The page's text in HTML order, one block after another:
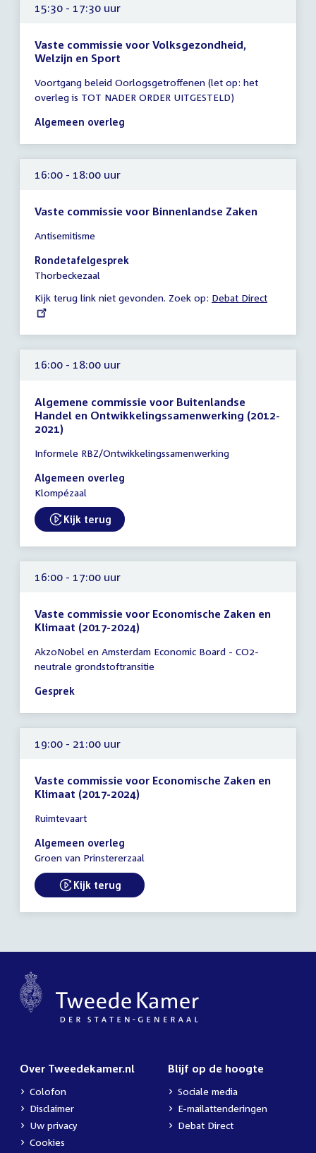
15:30 - 17:30 uur
Vaste commissie voor Volksgezondheid,
Welzijn en Sport
vergadering
15:30
-
uur
Voortgang beleid Oorlogsgetroffenen (let op: het
overleg is TOT NADER ORDER UITGESTELD)
Algemeen overleg
16:00 - 18:00 uur
Vaste commissie voor Binnenlandse Zaken
vergadering
16:00
-
uur
Antisemitisme
Rondetafelgesprek
Thorbeckezaal
Kijk terug link niet gevonden. Zoek op: External
Debat Direct
16:00 - 18:00 uur
Algemene commissie voor Buitenlandse
Handel en Ontwikkelingssamenwerking (2012-
2021)
vergadering
16:00
-
18:00
uur
Informele RBZ/Ontwikkelingssamenwerking
Algemeen overleg
Klompézaal
External link:
Kijk terug
16:00 - 17:00 uur
Vaste commissie voor Economische Zaken en
Klimaat (2017-2024)
vergadering
16:00
-
uur
AkzoNobel en Amsterdam Economic Board - CO2-
neutrale grondstoftransitie
Gesprek
19:00 - 21:00 uur
Vaste commissie voor Economische Zaken en
Klimaat (2017-2024)
vergadering
19:00
-
uur
Ruimtevaart
Algemeen overleg
Groen van Prinstererzaal
External link:
Kijk terug
Over Tweedekamer.nl
Colofon
Disclaimer
Uw privacy
Cookies
Blijf op de hoogte
Sociale media
E-mailattenderingen
Debat Direct